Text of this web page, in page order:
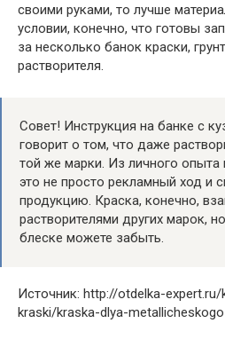
своими руками, то лучше
условии, конечно, что готовы
за несколько банок краски,
растворителя.
Совет! Инструкция на банке с
говорит о том, что даже
той же марки. Из личного опыта
это не просто рекламный ход и
продукцию. Краска, конечно,
растворителями других марок,
блеске можете забыть.
Источник: http://otdelka-
kraski/kraska-dlya-